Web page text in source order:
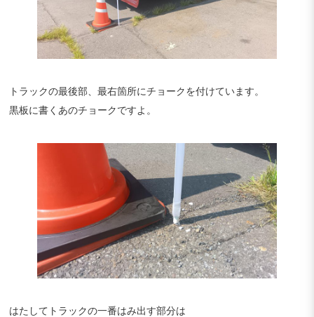
トラックの最後部、最右箇所にチョークを付けています。
黒板に書くあのチョークですよ。
はたしてトラックの一番はみ出す部分は